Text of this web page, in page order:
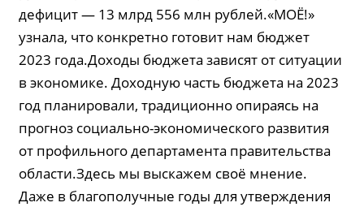
дефицит — 13 млрд 556 млн рублей.«МОЁ!»
узнала, что конкретно готовит нам бюджет
2023 года.Доходы бюджета зависят от ситуации
в экономике. Доходную часть бюджета на 2023
год планировали, традиционно опираясь на
прогноз социально-экономического развития
от профильного департамента правительства
области.Здесь мы выскажем своё мнение.
Даже в благополучные годы для утверждения